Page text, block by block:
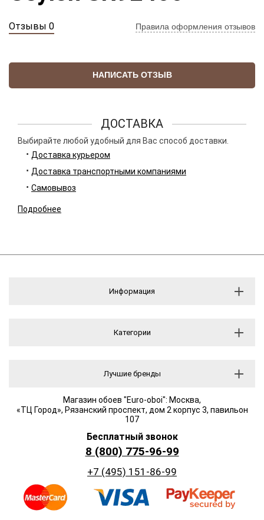
Отзывы 0 Правила оформления отзывов
НАПИСАТЬ ОТЗЫВ
ДОСТАВКА
Выбирайте любой удобный для Вас способ доставки.
Доставка курьером
Доставка транспортными компаниями
Самовывоз
Подробнее
Информация
Категории
Лучшие бренды
Магазин обоев "Euro-oboi": Москва,
«ТЦ Город», Рязанский проспект, дом 2 корпус 3, павильон
107
Бесплатный звонок
8 (800) 775-96-99
+7 (495) 151-86-99